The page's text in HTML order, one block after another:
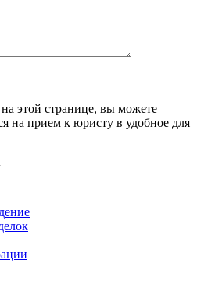
этой странице, вы можете
на прием к юристу в удобное для